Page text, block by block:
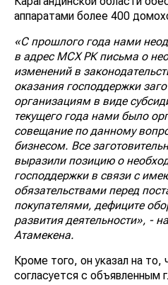
аппаратами более 400
«С прошлого года нами
в адрес МСХ РК письма о
изменений в
оказания господдержки
организациям в виде
текущего года нами было
совещание по данному
бизнесом. Все
выразили позицию о
господдержки в связи с
обязательствами перед
покупателями, дефиците
развития деятельности», -
Атамекена.
Кроме того, он указал на то,
согласуется с объявленным